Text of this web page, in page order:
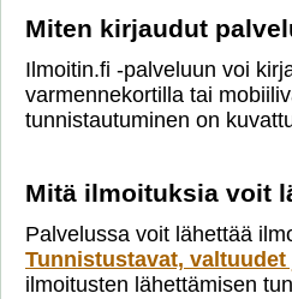
Miten kirjaudut
Ilmoitin.fi -palveluun voi
varmennekortilla tai
tunnistautuminen on
Mitä ilmoituksia voit
Palvelussa voit lähettää
Tunnistustavat,
ilmoitusten lähettämisen